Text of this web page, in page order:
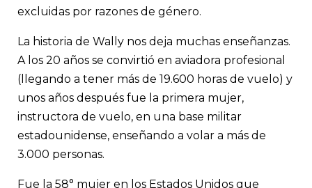
excluidas por razones de género.
La historia de Wally nos deja muchas enseñanzas.
A los 20 años se convirtió en aviadora profesional
(llegando a tener más de 19.600 horas de vuelo) y
unos años después fue la primera mujer,
instructora de vuelo, en una base militar
estadounidense, enseñando a volar a más de
3.000 personas.
Fue la 58° mujer en los Estados Unidos que